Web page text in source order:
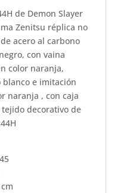
de Demon Slayer
Zenitsu réplica no
acero al carbono
con vaina
color naranja,
blanco e imitación
naranja , con caja
decorativo de